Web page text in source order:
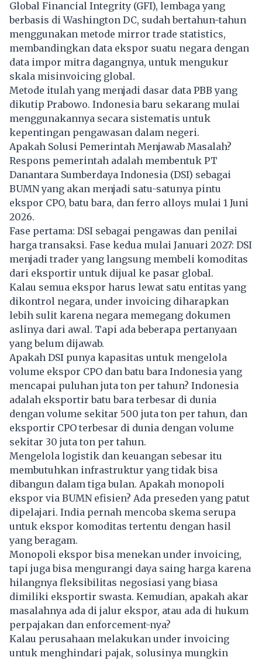
Global Financial Integrity (GFI), lembaga yang
berbasis di Washington DC, sudah bertahun-tahun
menggunakan metode mirror trade statistics,
membandingkan data ekspor suatu negara dengan
data impor mitra dagangnya, untuk mengukur
skala misinvoicing global.
Metode itulah yang menjadi dasar data PBB yang
dikutip Prabowo. Indonesia baru sekarang mulai
menggunakannya secara sistematis untuk
kepentingan pengawasan dalam negeri.
Apakah Solusi Pemerintah Menjawab Masalah?
Respons pemerintah adalah membentuk PT
Danantara Sumberdaya Indonesia (DSI) sebagai
BUMN yang akan menjadi satu-satunya pintu
ekspor CPO, batu bara, dan ferro alloys mulai 1 Juni
2026.
Fase pertama: DSI sebagai pengawas dan penilai
harga transaksi. Fase kedua mulai Januari 2027: DSI
menjadi trader yang langsung membeli komoditas
dari eksportir untuk dijual ke pasar global.
Kalau semua ekspor harus lewat satu entitas yang
dikontrol negara, under invoicing diharapkan
lebih sulit karena negara memegang dokumen
aslinya dari awal. Tapi ada beberapa pertanyaan
yang belum dijawab.
Apakah DSI punya kapasitas untuk mengelola
volume ekspor CPO dan batu bara Indonesia yang
mencapai puluhan juta ton per tahun? Indonesia
adalah eksportir batu bara terbesar di dunia
dengan volume sekitar 500 juta ton per tahun, dan
eksportir CPO terbesar di dunia dengan volume
sekitar 30 juta ton per tahun.
Mengelola logistik dan keuangan sebesar itu
membutuhkan infrastruktur yang tidak bisa
dibangun dalam tiga bulan. Apakah monopoli
ekspor via BUMN efisien? Ada preseden yang patut
dipelajari. India pernah mencoba skema serupa
untuk ekspor komoditas tertentu dengan hasil
yang beragam.
Monopoli ekspor bisa menekan under invoicing,
tapi juga bisa mengurangi daya saing harga karena
hilangnya fleksibilitas negosiasi yang biasa
dimiliki eksportir swasta. Kemudian, apakah akar
masalahnya ada di jalur ekspor, atau ada di hukum
perpajakan dan enforcement-nya?
Kalau perusahaan melakukan under invoicing
untuk menghindari pajak, solusinya mungkin